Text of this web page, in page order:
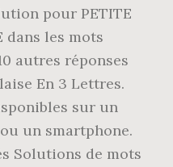
pour PETITE
dans les mots
autres réponses
En 3 Lettres.
sur un
un smartphone.
Solutions de mots